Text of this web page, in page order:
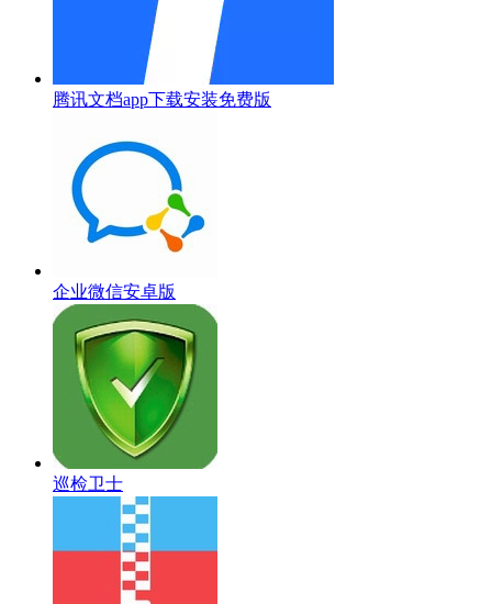
腾讯文档app下载安装免费版
企业微信安卓版
巡检卫士